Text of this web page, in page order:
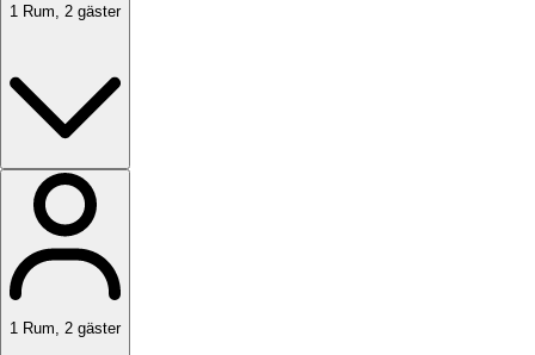
1 Rum 2 gäster
1 Rum, 2 gäster